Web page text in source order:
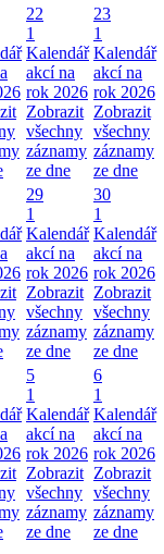
22
1
Kalendář
akcí na
rok 2026
Zobrazit
všechny
záznamy
ze dne
23
1
Kalendář
akcí na
rok 2026
Zobrazit
všechny
záznamy
ze dne
29
1
Kalendář
akcí na
rok 2026
Zobrazit
všechny
záznamy
ze dne
30
1
Kalendář
akcí na
rok 2026
Zobrazit
všechny
záznamy
ze dne
5
1
Kalendář
akcí na
rok 2026
Zobrazit
všechny
záznamy
ze dne
6
1
Kalendář
akcí na
rok 2026
Zobrazit
všechny
záznamy
ze dne